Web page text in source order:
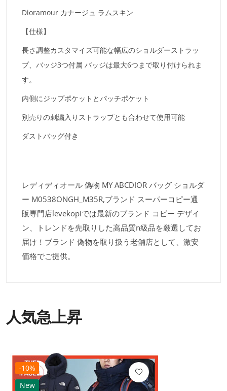
Dioramour カナージュ ラムスキン
【仕様】
長さ調整カスタマイズ可能な幅広のショルダーストラッ
プ、バッジ3つ付属 バッジは最大6つまで取り付けられま
す。
内側にジップポケットとパッチポケット
別売りの刺繍入りストラップとも合わせて使用可能
ダストバッグ付き
レディディオール 偽物 MY ABCDIOR バッグ ショルダ
ー M0538ONGH_M35R,ブランド スーパーコピー通
販専門店levekopiでは最新のブランド コピー デザイ
ン、トレンドを先取りした高品質n級品を厳選してお
届け！ブランド 偽物を取り扱う老舗店として、激安
価格でご提供。
人気急上昇
-10%
New